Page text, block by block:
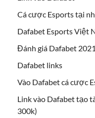
Cá cược Esports tại
Dafabet Esports Việt
Đánh giá Dafabet 2021
Dafabet links
Vào Dafabet cá cược
Link vào Dafabet tạo
300k)